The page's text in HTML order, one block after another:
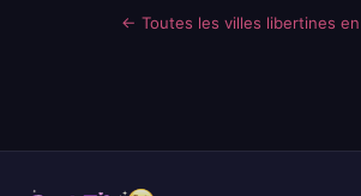
← Toutes les villes libertines en